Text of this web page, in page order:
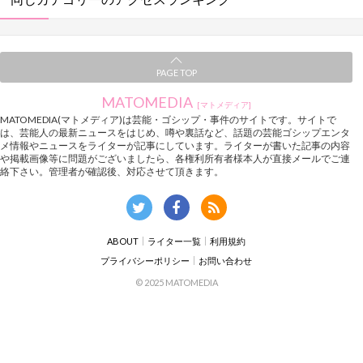
PAGE TOP
MATOMEDIA [マトメディア]
MATOMEDIA(マトメディア)は芸能・ゴシップ・事件のサイトです。サイトで
は、芸能人の最新ニュースをはじめ、噂や裏話など、話題の芸能ゴシップエンタ
メ情報やニュースをライターが記事にしています。ライターが書いた記事の内容
や掲載画像等に問題がございましたら、各権利所有者様本人が直接メールでご連
絡下さい。管理者が確認後、対応させて頂きます。
ABOUT ライター一覧
利用規約
プライバシーポリシー
お問い合わせ
© 2025 MATOMEDIA